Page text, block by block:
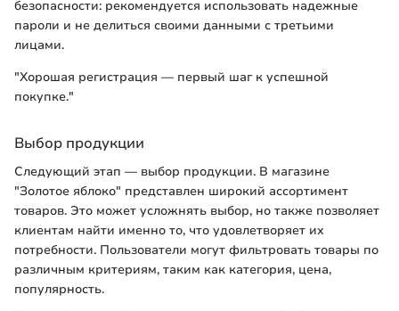
безопасности: рекомендуется использовать надежные
пароли и не делиться своими данными с третьими
лицами.
"Хорошая регистрация — первый шаг к успешной
покупке."
Выбор продукции
Следующий этап — выбор продукции. В магазине
"Золотое яблоко" представлен широкий ассортимент
товаров. Это может усложнять выбор, но также позволяет
клиентам найти именно то, что удовлетворяет их
потребности. Пользователи могут фильтровать товары по
различным критериям, таким как категория, цена,
популярность.